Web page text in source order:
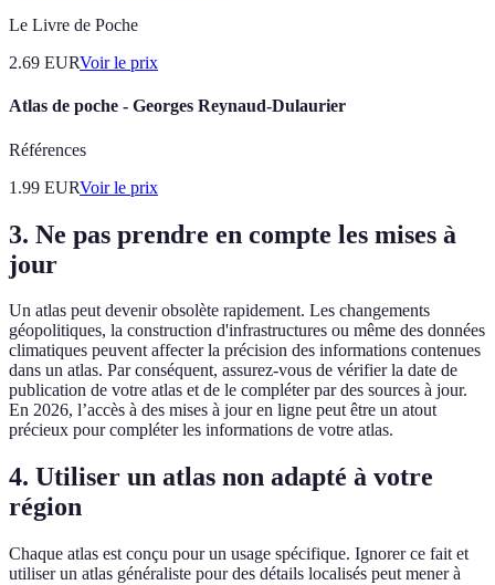
Le Livre de Poche
2.69 EURVoir le prix
Atlas de poche - Georges Reynaud-Dulaurier
Références
1.99 EURVoir le prix
3. Ne pas prendre en compte les mises à
jour
Un atlas peut devenir obsolète rapidement. Les changements
géopolitiques, la construction d'infrastructures ou même des données
climatiques peuvent affecter la précision des informations contenues
dans un atlas. Par conséquent, assurez-vous de vérifier la date de
publication de votre atlas et de le compléter par des sources à jour.
En 2026, l’accès à des mises à jour en ligne peut être un atout
précieux pour compléter les informations de votre atlas.
4. Utiliser un atlas non adapté à votre
région
Chaque atlas est conçu pour un usage spécifique. Ignorer ce fait et
utiliser un atlas généraliste pour des détails localisés peut mener à